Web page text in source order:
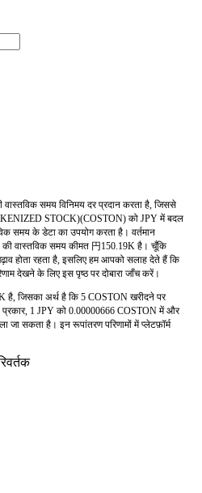
समय विनिमय दर प्रदान करता है, जिससे
STOCK)(COSTON) को JPY में बदल
समय के डेटा का उपयोग करता है। वर्तमान
की वास्तविक समय कीमत 円150.19K है। चूँकि
होता रहता है, इसलिए हम आपको सलाह देते हैं कि
देखने के लिए इस पृष्ठ पर दोबारा जाँच करें।
है, जिसका अर्थ है कि 5 COSTON खरीदने पर
1 JPY को 0.00000666 COSTON में और
जा सकता है। इन रूपांतरण परिणामों में प्लेटफ़ॉर्म